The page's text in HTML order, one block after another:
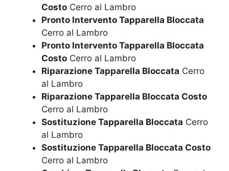
Costo Cerro al Lambro
Pronto Intervento Tapparella Bloccata
Cerro al Lambro
Pronto Intervento Tapparella Bloccata
Costo Cerro al Lambro
Riparazione Tapparella Bloccata Cerro
al Lambro
Riparazione Tapparella Bloccata Costo
Cerro al Lambro
Sostituzione Tapparella Bloccata Cerro
al Lambro
Sostituzione Tapparella Bloccata Costo
Cerro al Lambro